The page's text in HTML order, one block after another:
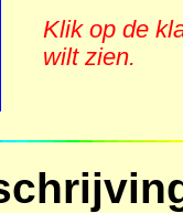
Klik op de
wilt zien.